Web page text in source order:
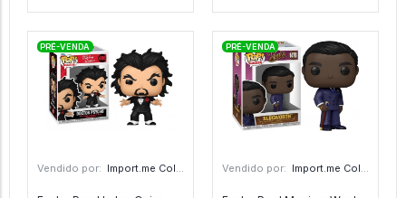
Vendido por: Import.me Colecionáveis - SP
PRÉ-VENDA
Vendido por: Import.me Colecionáveis - SP
PRÉ-VENDA